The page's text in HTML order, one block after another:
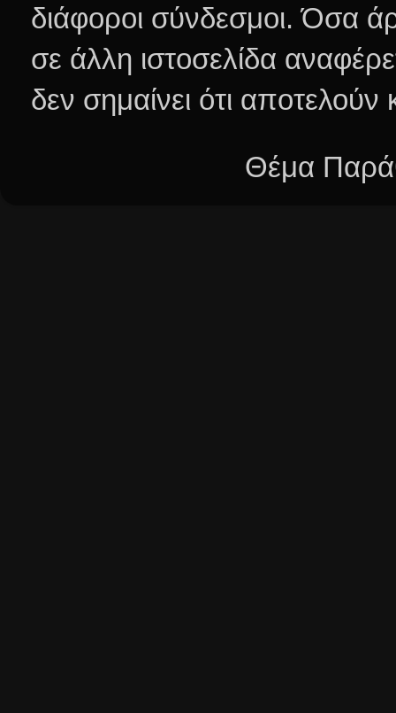
διάφοροι σύνδεσμοι.Όσα
σε άλλη ιστοσελίδα
δεν σημαίνει ότι
Θέμα